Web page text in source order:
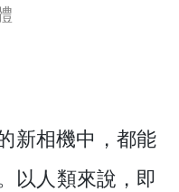
新相機中，都能
以人類來說，即